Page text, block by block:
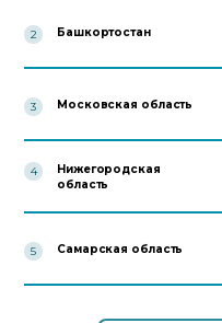
2 Башкортостан
3 Московская область
4
Нижегородская
область
5 Самарская область